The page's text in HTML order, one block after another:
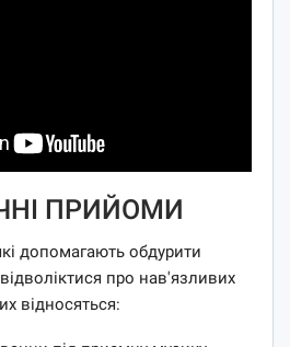
ПРИЙОМИ
допомагають обдурити
про нав'язливих
відносяться: